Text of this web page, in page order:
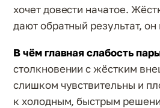
хочет довести начатое.
дают обратный результат, он
В чём главная слабость
столкновении с жёстким
слишком чувствительны и
к холодным, быстрым